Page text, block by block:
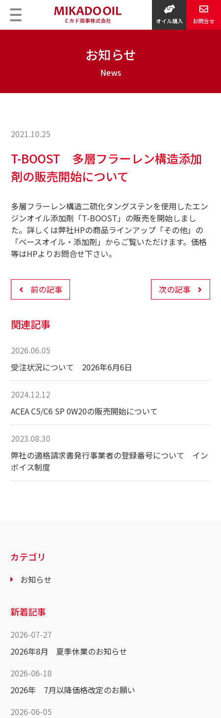
オイル購入 お問合せ
お知らせ
2021.10.25
T-BOOST 多層フラーレン構造添加
剤の販売開始について
多層フラーレン構造二硫化タングステンを使用したエン
ジンオイル添加剤「T-BOOST」の販売を開始しまし
た。詳しくは弊社HPの商品ラインアップ「その他」の
「ベースオイル・添加剤」からご覧いただけます。価格
等はHPよりお問合せ下さい。
前の記事 次の記事
関連記事
2026.06.05
受注状況について 2026年6月6日
2024.12.12
ACEA C5/C6 SP 0W20の販売開始について
2023.08.30
弊社の適格請求書発行事業者の登録番号について イン
ボイス制度
カテゴリ
お知らせ
新着記事
2026-07-27
2026年8月 夏季休業のお知らせ
2026-06-18
2026年 7月以降価格改定のお願い
2026-06-05